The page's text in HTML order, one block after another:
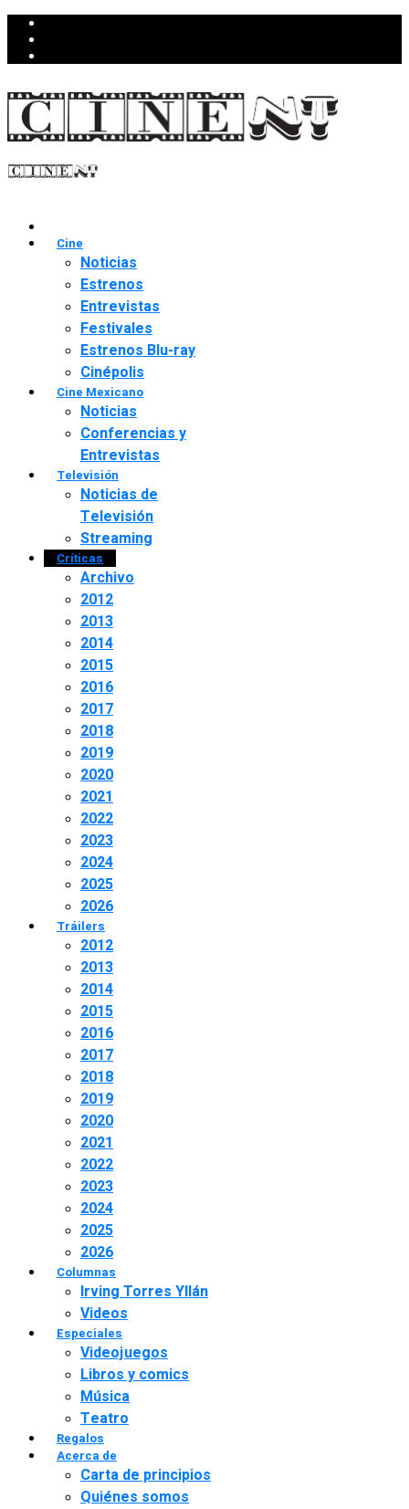
Cine
Noticias
Estrenos
Entrevistas
Festivales
Estrenos Blu-ray
Cinépolis
Cine Mexicano
Noticias
Conferencias y
Entrevistas
Televisión
Noticias de
Televisión
Streaming
Críticas
Archivo
2012
2013
2014
2015
2016
2017
2018
2019
2020
2021
2022
2023
2024
2025
2026
Tráilers
2012
2013
2014
2015
2016
2017
2018
2019
2020
2021
2022
2023
2024
2025
2026
Columnas
Irving Torres Yllán
Videos
Especiales
Videojuegos
Libros y comics
Música
Teatro
Regalos
Acerca de
Carta de principios
Quiénes somos